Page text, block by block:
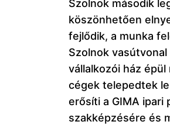
Szolnok második
köszönhetően
fejlődik, a munka
Szolnok
vállalkozói ház
cégek telepedtek
erősíti a GIMA ipari
szakképzésére és